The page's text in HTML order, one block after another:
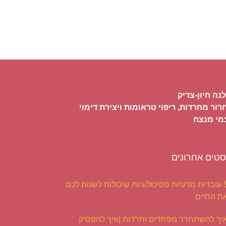
חיון-צדיק
מחרדות, ריפוי טראומות ויצירת דימוי
מנצח
אחרונים
5 עובדות מדעיות פסיכולוגיות שיכולות לשנות לכם
החיים
להשתחרר מפחדים וחרדות |איך להפסיק